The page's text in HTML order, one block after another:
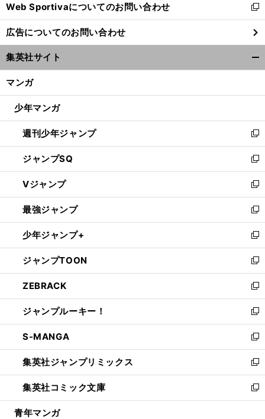
く
Web Sportivaについてのお問い合わせ
新
し
い
ウ
ィ
ン
ウ
開
く
広告についてのお問い合わせ
集英社サイト
マンガ
少年マンガ
週刊少年ジャンプ
新
し
い
ウ
ィ
ン
ド
ウ
で
開
く
ジャンプSQ
新
し
い
ウ
ィ
ン
ド
ウ
で
開
く
Vジャンプ
新
し
い
ウ
ィ
ン
ド
ウ
で
開
く
最強ジャンプ
新
し
い
ウ
ィ
ン
ド
ウ
で
開
く
少年ジャンプ+
新
し
い
ウ
ィ
ン
ド
ウ
で
開
く
ジャンプTOON
新
し
い
ウ
ィ
ン
ド
ウ
で
開
く
ZEBRACK
新
し
い
ウ
ィ
ン
ド
ウ
で
開
ジャンプルーキー！
新
し
い
ウ
ィ
ン
ド
ウ
S-MANGA
新
し
い
ウ
ィ
ン
集英社ジャンプリミックス
新
し
い
ウ
集英社コミック文庫
新
し
青年マンガ